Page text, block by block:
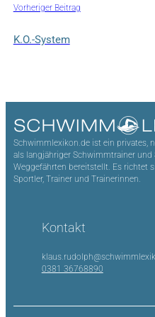
Vorheriger Beitrag
K.O.-System
Schwimmlexikon.de ist ein privates,
als langjähriger Schwimmtrainer
Weggefährten bereitstellt. Es richtet
Sportler, Trainer und Trainerinnen.
Kontakt
0381 36768890